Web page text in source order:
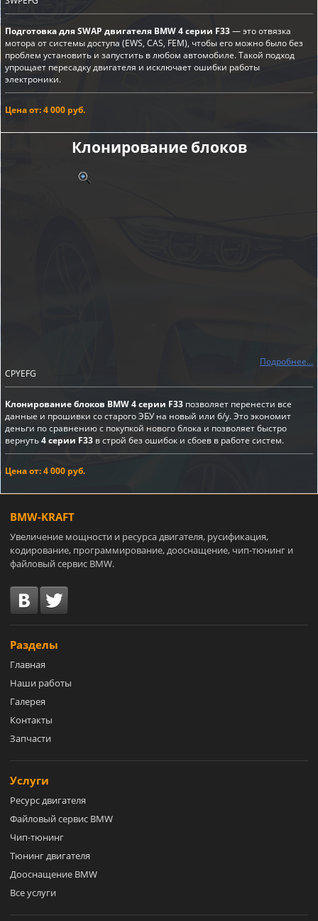
Подготовка для SWAP двигателя BMW 4 серии F33— это отвязка
мотора от системы доступа (EWS, CAS, FEM), чтобы его можно было без
проблем установить и запустить в любом автомобиле. Такой подход
упрощает пересадку двигателя и исключает ошибки работы
электроники.
Цена от: 4 000 руб.
Клонирование блоков
Подробнее...
CPYEFG
Клонирование блоков BMW 4 серии F33 позволяет перенести все
данные и прошивки со старого ЭБУ на новый или б/у. Это экономит
деньги по сравнению с покупкой нового блока и позволяет быстро
вернуть4 серии F33 в строй без ошибок и сбоев в работе систем.
Цена от: 4 000 руб.
BMW-KRAFT
Увеличение мощности и ресурса двигателя, русификация,
кодирование, программирование, дооснащение, чип-тюнинг и
файловый сервис BMW.
Разделы
Главная
Наши работы
Галерея
Контакты
Запчасти
Услуги
Ресурс двигателя
Файловый сервис BMW
Чип-тюнинг
Тюнинг двигателя
Дооснащение BMW
Все услуги